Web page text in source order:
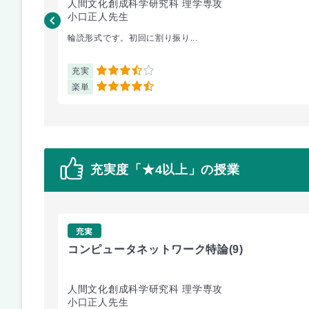
人間文化創成科学研究科 理学専攻
小口正人先生
輪読形式です。初回に割り振り...
充実 3.5
楽単 4.5
充実度「★4以上」の授業
充実
コンピュータネットワーク特論(9)
人間文化創成科学研究科 理学専攻
小口正人先生